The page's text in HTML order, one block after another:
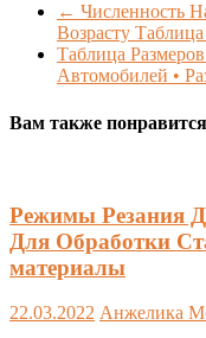
← Численность
Возрасту
Таблица
Автомобилей •
Вам также понравится
Режимы Резания
Для Обработки
материалы
22.03.2022 Анжелика